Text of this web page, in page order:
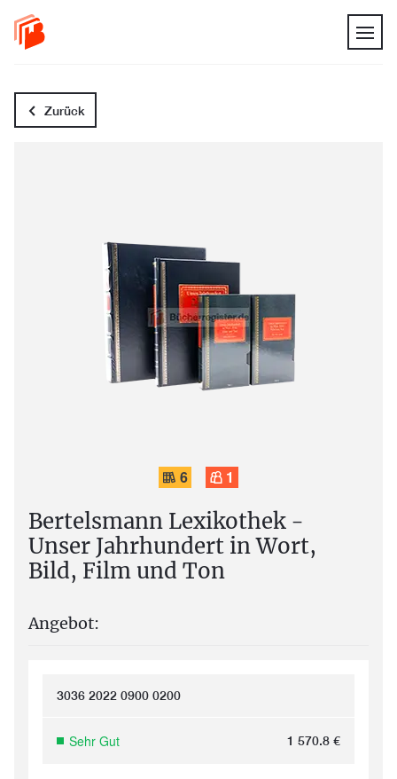
Zurück
6 1
Bertelsmann Lexikothek -
Unser Jahrhundert in Wort,
Bild, Film und Ton
Angebot:
3036 2022 0900 0200
Sehr Gut 1 570.8 €